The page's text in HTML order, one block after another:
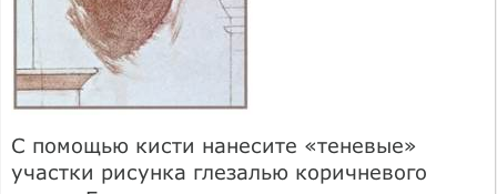
С помощью кисти нанесите «теневые»
участки рисунка глезалью коричневого